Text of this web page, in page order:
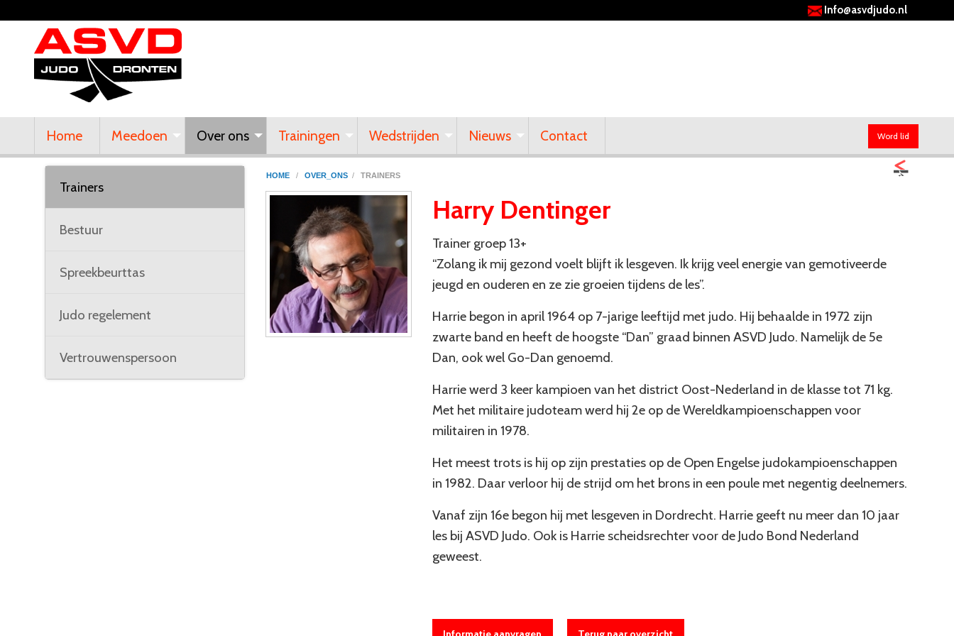
Info@asvdjudo.nl
Home Meedoen Over ons Trainingen Wedstrijden Nieuws Contact Word lid
Trainers
Bestuur
Spreekbeurttas
Judo regelement
Vertrouwenspersoon
HOME / OVER_ONS / TRAINERS
Harry Dentinger
Trainer groep 13+
“Zolang ik mij gezond voelt blijft ik lesgeven. Ik krijg veel energie van gemotiveerde
jeugd en ouderen en ze zie groeien tijdens de les”.
Harrie begon in april 1964 op 7-jarige leeftijd met judo. Hij behaalde in 1972 zijn
zwarte band en heeft de hoogste “Dan” graad binnen ASVD Judo. Namelijk de 5e
Dan, ook wel Go-Dan genoemd.
Harrie werd 3 keer kampioen van het district Oost-Nederland in de klasse tot 71 kg.
Met het militaire judoteam werd hij 2e op de Wereldkampioenschappen voor
militairen in 1978.
Het meest trots is hij op zijn prestaties op de Open Engelse judokampioenschappen
in 1982. Daar verloor hij de strijd om het brons in een poule met negentig deelnemers.
Vanaf zijn 16e begon hij met lesgeven in Dordrecht. Harrie geeft nu meer dan 10 jaar
les bij ASVD Judo. Ook is Harrie scheidsrechter voor de Judo Bond Nederland
geweest.